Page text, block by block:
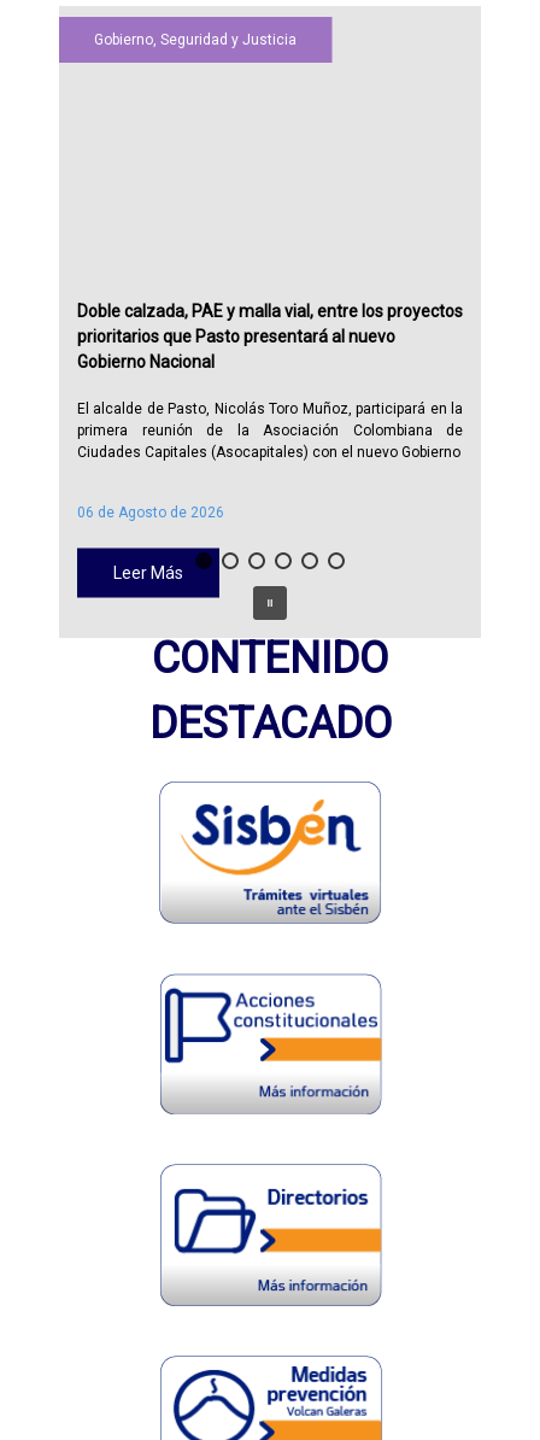
06 de Agosto de 2026
Leer Más
Gobierno, Seguridad y Justicia
Doble calzada, PAE y malla vial, entre los proyectos
prioritarios que Pasto presentará al nuevo
Gobierno Nacional
El alcalde de Pasto, Nicolás Toro Muñoz, participará en la
primera reunión de la Asociación Colombiana de
Ciudades Capitales (Asocapitales) con el nuevo Gobierno
CONTENIDO
DESTACADO